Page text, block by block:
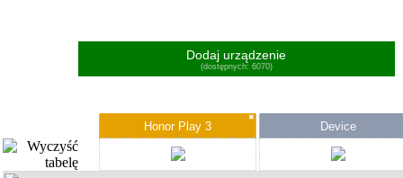
Dodaj urządzenie
(dostępnych: 6070)
✖
Honor Play 3 Device